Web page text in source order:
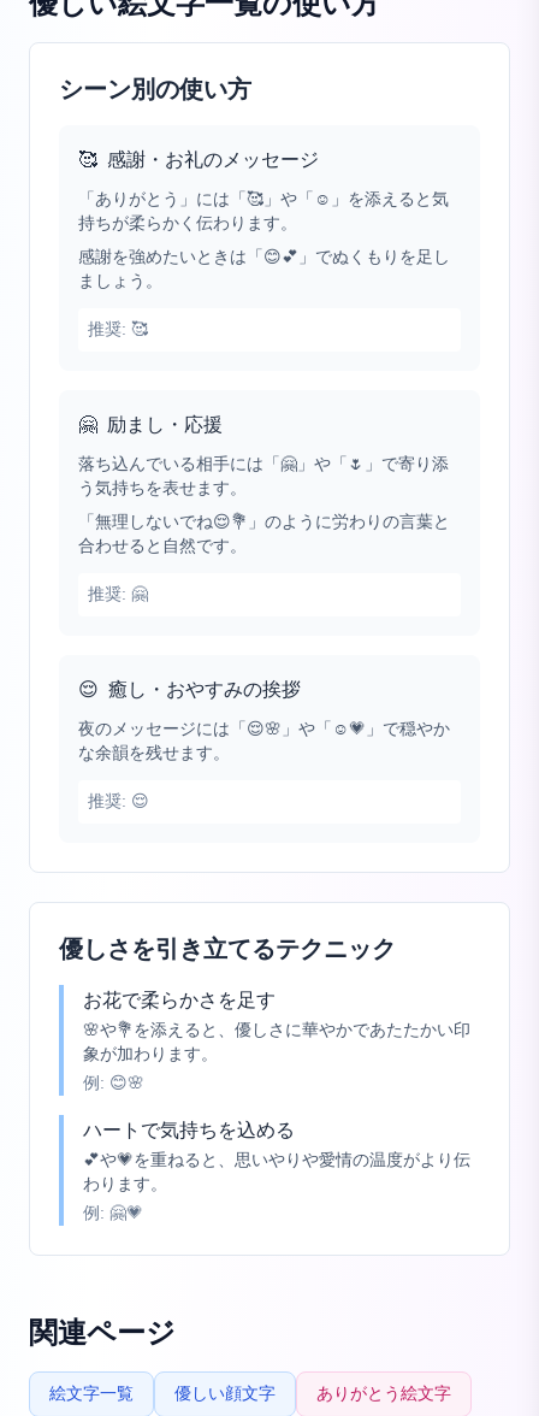
シーン別の使い方
🥰 感謝・お礼のメッセージ
「ありがとう」には「🥰」や「☺️」を添えると気
持ちが柔らかく伝わります。
感謝を強めたいときは「😊💕」でぬくもりを足し
ましょう。
推奨: 🥰
🤗 励まし・応援
落ち込んでいる相手には「🤗」や「🌷」で寄り添
う気持ちを表せます。
「無理しないでね😌💐」のように労わりの言葉と
合わせると自然です。
推奨: 🤗
😌 癒し・おやすみの挨拶
夜のメッセージには「😌🌸」や「☺️💗」で穏やか
な余韻を残せます。
推奨: 😌
優しさを引き立てるテクニック
お花で柔らかさを足す
🌸や💐を添えると、優しさに華やかであたたかい印
象が加わります。
例: 😊🌸
ハートで気持ちを込める
💕や💗を重ねると、思いやりや愛情の温度がより伝
わります。
例: 🤗💗
関連ページ
絵文字一覧 優しい顔文字 ありがとう絵文字